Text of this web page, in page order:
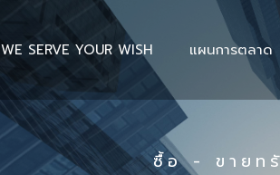
WE SERVE YOUR WISH แผนการตลาด
ซื้อ - ขายท